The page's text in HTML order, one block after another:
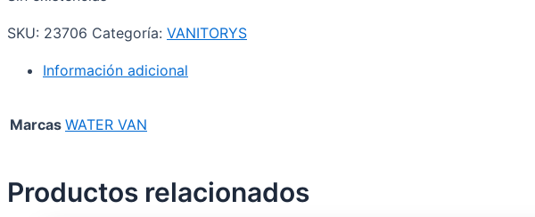
SKU: 23706 Categoría: VANITORYS
Información adicional
Marcas WATER VAN
Productos relacionados